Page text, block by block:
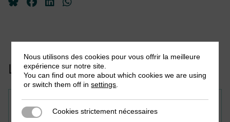
Liées à cette publication:
Nous utilisons des cookies pour vous offrir la meilleure
expérience sur notre site.
You can find out more about which cookies we are using
or switch them off insettings
Cookies strictement nécessaires
Cookies strictement nécessaires